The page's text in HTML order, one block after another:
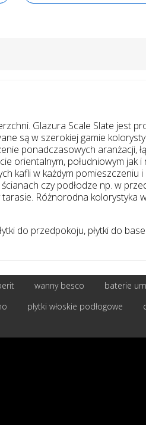
Glazura Scale Slate jest
są w szerokiej gamie
ponadczasowych aranżacji,
orientalnym, południowym jak i
kafli w każdym pomieszczeniu
czy podłodze np. w
Różnorodna kolorystyka
do przedpokoju, płytki do
wanny besco baterie
płytki włoskie podłogowe